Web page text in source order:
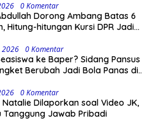
0 Komentar
Dorong Ambang Batas 6
Hitung-hitungan Kursi DPR Jadi
2026 0 Komentar
ke Baper? Sidang Pansus
Berubah Jadi Bola Panas di
0 Komentar
Natalie Dilaporkan soal Video JK,
Tanggung Jawab Pribadi